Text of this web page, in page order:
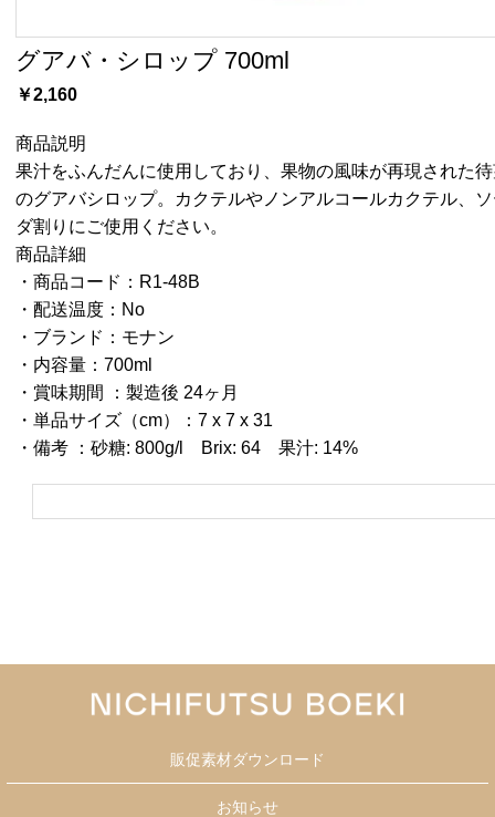
グアバ・シロップ 700ml
￥2,160
商品説明
果汁をふんだんに使用しており、果物の風味が再現された
のグアバシロップ。カクテルやノンアルコールカクテル、
ダ割りにご使用ください。
商品詳細
・商品コード：R1-48B
・配送温度：No
・ブランド：モナン
・内容量：700ml
・賞味期間 ：製造後 24ヶ月
・単品サイズ（cm）：7 x 7 x 31
・備考 ：砂糖: 800g/l Brix: 64 果汁: 14%
販促素材ダウンロード
お知らせ